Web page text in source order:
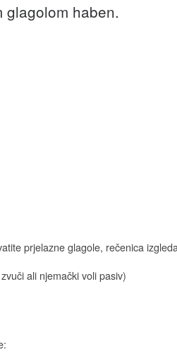
glagolom haben.
prjelazne glagole, rečenica
ali njemački voli pasiv)